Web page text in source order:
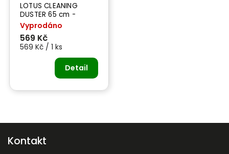
LOTUS CLEANING
DUSTER 65 cm -
prachovka 100%
bavlna
Vyprodáno
569 Kč
569 Kč / 1 ks
Detail
Kontakt